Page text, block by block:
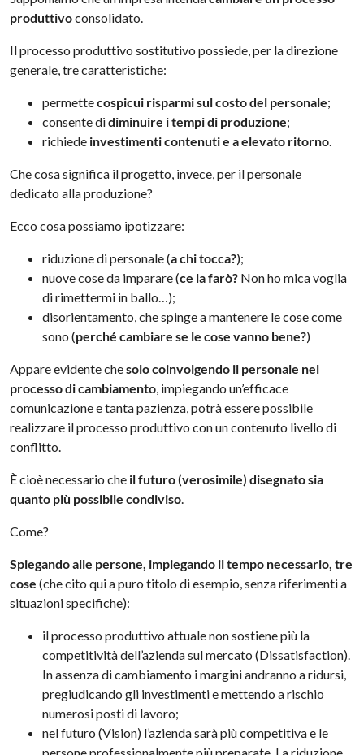
produttivoconsolidato.
Il processo produttivo sostitutivo possiede, per la direzione
generale, tre caratteristiche:
permettecospicui risparmi sul costo del personale;
consente didiminuire i tempi di produzione;
richiede investimenti contenuti e a elevato ritorno.
Che cosa significa il progetto, invece, per il personale
dedicato alla produzione?
Ecco cosa possiamo ipotizzare:
riduzione di personale (a chi tocca?);
nuove cose da imparare (ce la farò? Non ho mica voglia
di rimettermi in ballo…);
disorientamento, che spinge a mantenere le cose come
sono (perché cambiare se le cose vanno bene?)
Appare evidente chesolo coinvolgendo il personale nel
processo di cambiamento, impiegando un’efficace
comunicazione e tanta pazienza, potrà essere possibile
realizzare il processo produttivo con un contenuto livello di
conflitto.
È cioè necessario che il futuro (verosimile) disegnato sia
quanto più possibile condiviso.
Come?
Spiegando alle persone, impiegando il tempo necessario, tre
cose (che cito qui a puro titolo di esempio, senza riferimenti a
situazioni specifiche):
il processo produttivo attuale non sostiene più la
competitività dell’azienda sul mercato (Dissatisfaction).
In assenza di cambiamento i margini andranno a ridursi,
pregiudicando gli investimenti e mettendo a rischio
numerosi posti di lavoro;
nel futuro (Vision) l’azienda sarà più competitiva e le